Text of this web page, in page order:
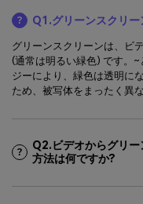
Q1.グリーンスクリー
グリーンスクリーンは、ビ
(通常は明るい緑色) です。~
ジーにより、緑色は透明に
ため、被写体をまったく異
Q2.ビデオからグリ
方法は何ですか?